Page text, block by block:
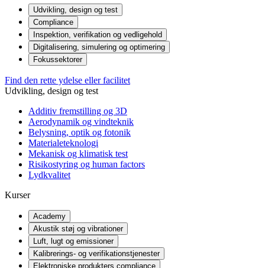
Udvikling, design og test
Compliance
Inspektion, verifikation og vedligehold
Digitalisering, simulering og optimering
Fokussektorer
Find den rette ydelse eller facilitet
Udvikling, design og test
Additiv fremstilling og 3D
Aerodynamik og vindteknik
Belysning, optik og fotonik
Materialeteknologi
Mekanisk og klimatisk test
Risikostyring og human factors
Lydkvalitet
Kurser
Academy
Akustik støj og vibrationer
Luft, lugt og emissioner
Kalibrerings- og verifikationstjenester
Elektroniske produkters compliance